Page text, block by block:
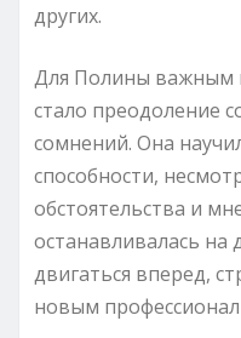
других.
Для Полины важным
стало преодоление
сомнений. Она
способности,
обстоятельства и
останавливалась на
двигаться вперед,
новым